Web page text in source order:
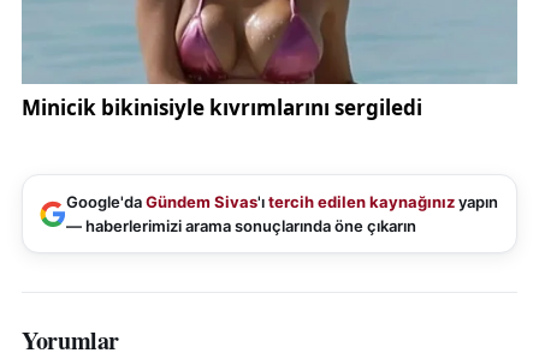
Google'daGündem Sivas'ıtercih edilen kaynağınızyapın
— haberlerimizi arama sonuçlarında öne çıkarın
Yorumlar